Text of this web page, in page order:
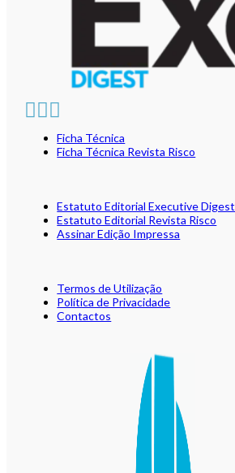
Ficha Técnica
Ficha Técnica Revista Risco
Estatuto Editorial Executive Digest
Estatuto Editorial Revista Risco
Assinar Edição Impressa
Termos de Utilização
Política de Privacidade
Contactos